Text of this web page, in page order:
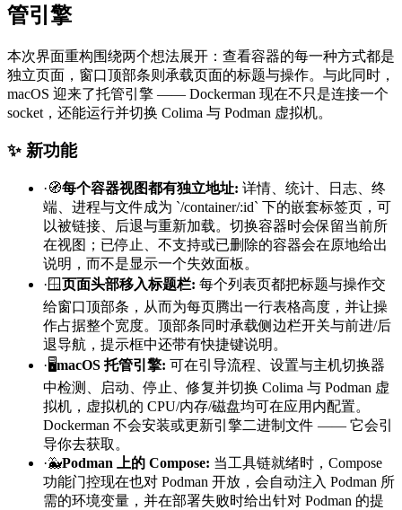
管引擎
本次界面重构围绕两个想法展开：查看容器的每一种方式都是
独立页面，窗口顶部条则承载页面的标题与操作。与此同时，
macOS 迎来了托管引擎 —— Dockerman 现在不只是连接一个
socket，还能运行并切换 Colima 与 Podman 虚拟机。
✨ 新功能
·🧭每个容器视图都有独立地址: 详情、统计、日志、终
端、进程与文件成为 `/container/:id` 下的嵌套标签页，可
以被链接、后退与重新加载。切换容器时会保留当前所
在视图；已停止、不支持或已删除的容器会在原地给出
说明，而不是显示一个失效面板。
·🪟页面头部移入标题栏: 每个列表页都把标题与操作交
给窗口顶部条，从而为每页腾出一行表格高度，并让操
作占据整个宽度。顶部条同时承载侧边栏开关与前进/后
退导航，提示框中还带有快捷键说明。
·🖥️macOS 托管引擎: 可在引导流程、设置与主机切换器
中检测、启动、停止、修复并切换 Colima 与 Podman 虚
拟机，虚拟机的 CPU/内存/磁盘均可在应用内配置。
Dockerman 不会安装或更新引擎二进制文件 —— 它会引
导你去获取。
·🐳Podman 上的 Compose: 当工具链就绪时，Compose
功能门控现在也对 Podman 开放，会自动注入 Podman 所
需的环境变量，并在部署失败时给出针对 Podman 的提